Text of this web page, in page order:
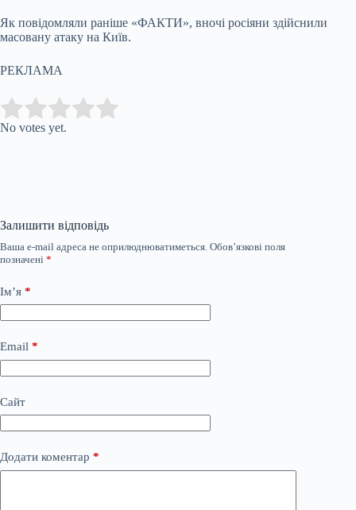
Як повідомляли раніше «ФАКТИ», вночі росіяни здійснили
масовану атаку на Київ.
РЕКЛАМА
Rate this item:
No votes yet.
Залишити відповідь
Ваша e-mail адреса не оприлюднюватиметься. Обов’язкові поля
позначені *
Ім’я *
Email *
Сайт
Додати коментар *